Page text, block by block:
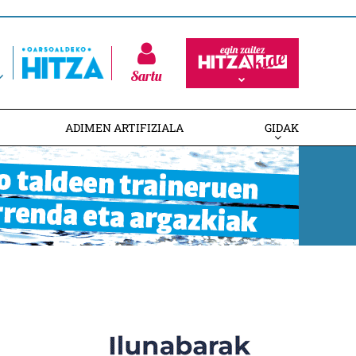
Sartu
ADIMEN ARTIFIZIALA GIDAK